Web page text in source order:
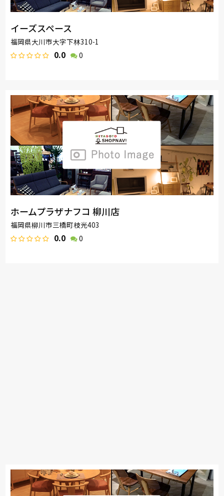
イーズスペース
福岡県大川市大字下林310-1
0.0 0
ホームプラザナフコ 柳川店
福岡県柳川市三橋町枝光403
0.0 0